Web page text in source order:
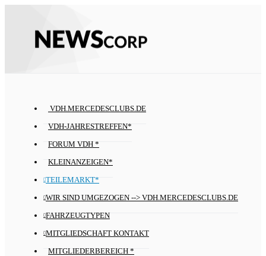
VDH.MERCEDESCLUBS.DE
VDH-JAHRESTREFFEN*
FORUM VDH *
KLEINANZEIGEN*
TEILEMARKT*
WIR SIND UMGEZOGEN --> VDH.MERCEDESCLUBS.DE
FAHRZEUGTYPEN
MITGLIEDSCHAFT KONTAKT
MITGLIEDERBEREICH *